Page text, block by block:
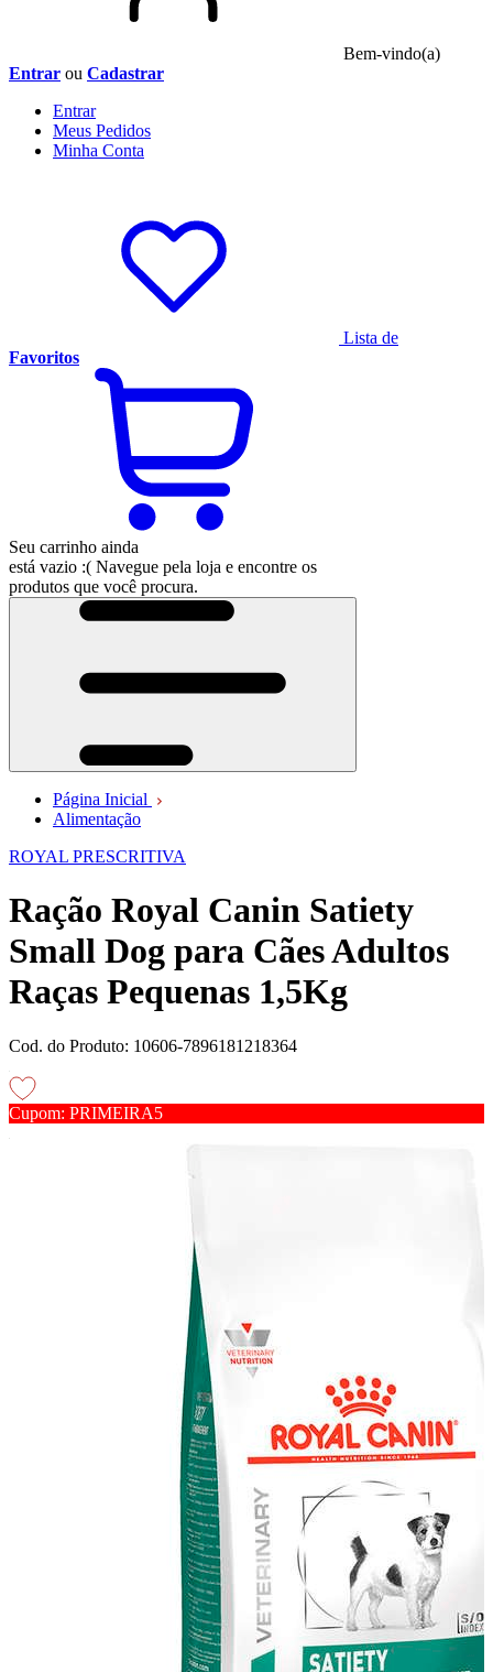
Bem-vindo(a)
Entrar ou Cadastrar
Entrar
Meus Pedidos
Minha Conta
Lista de
Favoritos
Seu carrinho ainda
está vazio :( Navegue pela loja e encontre os
produtos que você procura.
Página Inicial
Alimentação
ROYAL PRESCRITIVA
Ração Royal Canin Satiety
Small Dog para Cães Adultos
Raças Pequenas 1,5Kg
Cod. do Produto: 10606-7896181218364
Cupom: PRIMEIRA5